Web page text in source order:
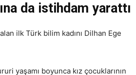
da istihdam yarattı
ilk Türk bilim kadını Dilhan Ege
yaşamı boyunca kız çocuklarının